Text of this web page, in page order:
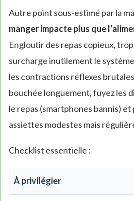
Autre point sous-estimé par la
manger impacte plus que
Engloutir des repas copieux,
surcharge inutilement le
les contractions réflexes
bouchée longuement, fuyez les
le repas (smartphones bannis) et
assiettes modestes mais
Checklist essentielle :
À privilégier